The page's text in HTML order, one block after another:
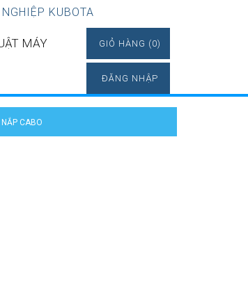
KUBOTA
MÁY GIỎ HÀNG (0)
ĐĂNG NHẬP
NẮP CABO